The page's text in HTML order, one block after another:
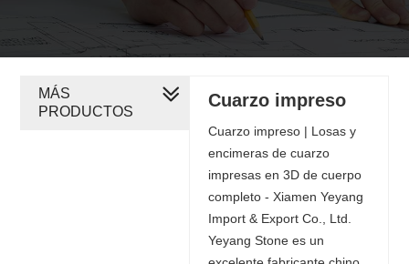
Cuarzo impreso
Cuarzo impreso | Losas y
encimeras de cuarzo
impresas en 3D de cuerpo
completo - Xiamen Yeyang
Import & Export Co., Ltd.
Yeyang Stone es un
MÁS
PRODUCTOS